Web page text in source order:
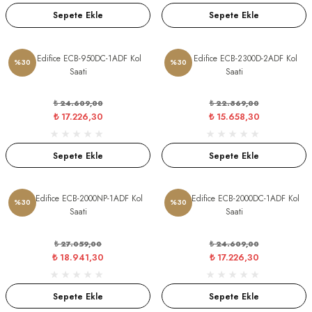
Sepete Ekle Sepete Ekle
%30
Casio Edifice ECB-950DC-1ADF Kol
Saati
₺ 24.609,00
₺ 17.226,30
Sepete Ekle
%30
Casio Edifice ECB-2300D-2ADF Kol
Saati
₺ 22.369,00
₺ 15.658,30
Sepete Ekle
%30
Casio Edifice ECB-2000NP-1ADF Kol
Saati
₺ 27.059,00
₺ 18.941,30
Sepete Ekle
%30
Casio Edifice ECB-2000DC-1ADF Kol
Saati
₺ 24.609,00
₺ 17.226,30
Sepete Ekle